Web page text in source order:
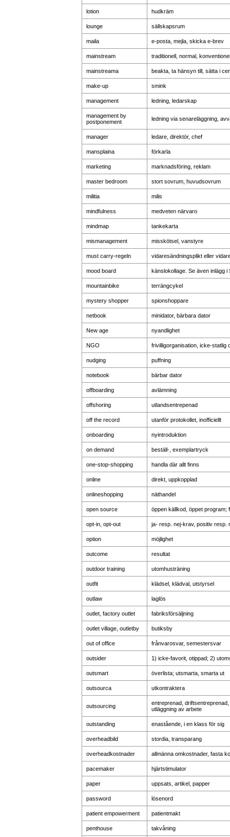
lotion hudkräm
lounge sällskapsrum
maila e-posta, mejla, skicka e-brev
mainstream traditionell, normal,
mainstreama beakta, ta hänsyn till, sätta i
make-up smink
management ledning, ledarskap
management by
postponement
ledning via senareläggning,
manager ledare, direktör, chef
mansplaina förkarla
marketing marknadsföring, reklam
master bedroom stort sovrum, huvudsovrum
militia milis
mindfulness medveten närvaro
mindmap tankekarta
mismanagement misskötsel, vanstyre
must carry-regeln vidaresändningsplikt eller
mood board känslokollage. Se även inlägg
mountainbike terrängcykel
mystery shopper spionshoppare
netbook minidator, bärbara dator
New age nyandlighet
NGO frivilligorganisation, icke-statlig
nudging puffning
notebook bärbar dator
offboarding avlämning
offshoring utlandsentrepenad
off the record utanför protokollet, inofficiellt
onboarding nyintroduktion
on demand beställ-, exemplartryck
one-stop-shopping handla där allt finns
online direkt, uppkopplad
onlineshopping näthandel
open source öppen källkod, öppet program;
opt-in, opt-out ja- resp. nej-krav, positiv resp.
option möjlighet
outcome resultat
outdoor training utomhusträning
outfit klädsel, klädval, utstyrsel
outlaw laglös
outlet, factory outlet fabriksförsäljning
outlet village, outletby butiksby
out of office frånvarosvar, semestersvar
outsider 1) icke-favorit, otippad; 2)
outsmart överlista; utsmarta, smarta ut
outsourca utkontraktera
outsourcing
entreprenad,
utläggning av arbete
outstanding enastående, i en klass för sig
overheadbild stordia, transparang
overheadkostnader allmänna omkostnader, fasta
pacemaker hjärtstimulator
paper uppsats, artikel, papper
password lösenord
patient empowerment patientmakt
penthouse takvåning